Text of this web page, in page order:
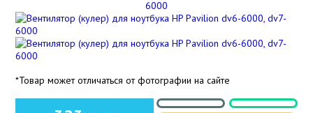
*Товар может отличаться от фотографии на сайте